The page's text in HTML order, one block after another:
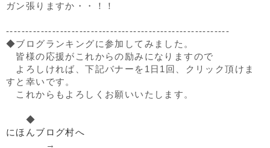
ガン張りますか・・！！
----------------------------------------------------------
◆ブログランキングに参加してみました。
皆様の応援がこれからの励みになりますので
よろしければ、下記バナーを1日1回、クリック頂けま
すと幸いです。
これからもよろしくお願いいたします。
◆
にほんブログ村へ
→